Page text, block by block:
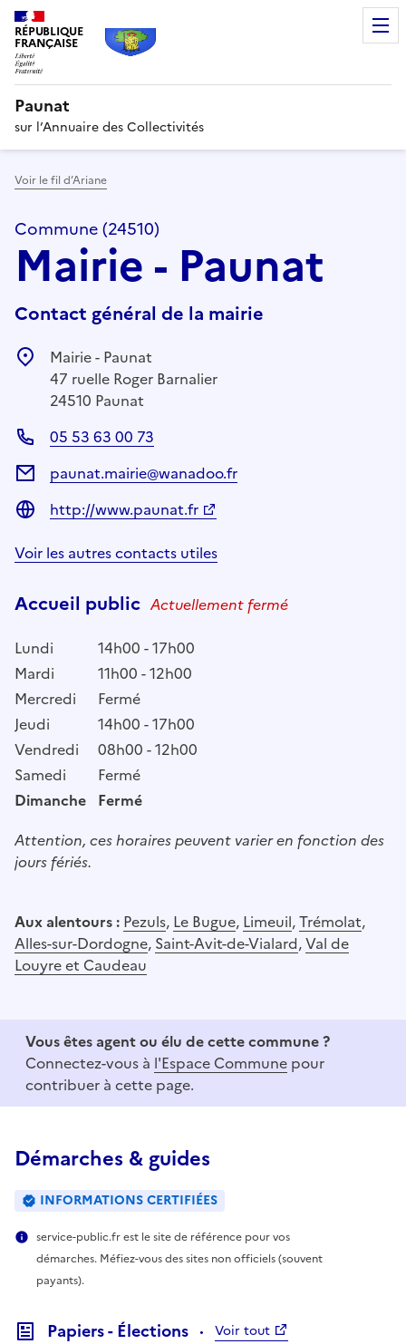
RÉPUBLIQUE
FRANÇAISE
Paunat
sur l’Annuaire des Collectivités
Voir le fil d’Ariane
Commune (24510)
Mairie - Paunat
Contact général de la mairie
Mairie - Paunat
47 ruelle Roger Barnalier
24510 Paunat
05 53 63 00 73
paunat.mairie@wanadoo.fr
http://www.paunat.fr
Voir les autres contacts utiles
Accueil public Actuellement fermé
Lundi
14h00 - 17h00
Mardi
11h00 - 12h00
Mercredi
Fermé
Jeudi
14h00 - 17h00
Vendredi
08h00 - 12h00
Samedi
Fermé
Dimanche Fermé
Attention, ces horaires peuvent varier en fonction des
jours fériés.
Aux alentours : Pezuls, Le Bugue, Limeuil,Trémolat,
Alles-sur-Dordogne, Saint-Avit-de-Vialard,Val de
Louyre et Caudeau
Vous êtes agent ou élu de cette commune ?
Connectez-vous à l'Espace Commune pour
contribuer à cette page.
Démarches & guides
INFORMATIONS CERTIFIÉES
service-public.fr est le site de référence pour vos
démarches. Méfiez-vous des sites non officiels (souvent
payants).
Papiers - Élections Voir tout